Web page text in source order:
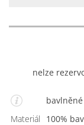
nelze
Materiál
100%